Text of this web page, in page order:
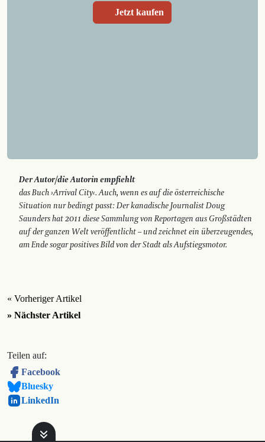
Jetzt kaufen
Der Autor/die Autorin empfiehlt
das Buch ›Arrival City‹. Auch, wenn es auf die österreichische
Situation nur bedingt passt: Der kanadische Journalist Doug
Saunders hat 2011 diese Sammlung von Reportagen aus Großstädten
auf der ganzen Welt veröffentlicht – und zeichnet ein überzeugendes,
am Ende sogar positives Bild von der Stadt als ­Aufstiegsmotor.
« Vorheriger Artikel
» Nächster Artikel
Teilen auf:
Facebook
Bluesky
LinkedIn